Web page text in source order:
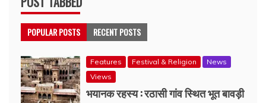
POPULAR POSTS RECENT POSTS
Features Festival & Religion
News
Views
भयानक रहस्य : रठासी गांव स्थित भूत बावड़ी